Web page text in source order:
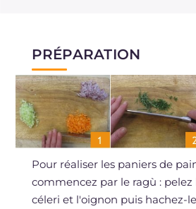
PRÉPARATION
Pour réaliser les paniers de
commencez par le ragù : pelez
céleri et l'oignon puis hachez-